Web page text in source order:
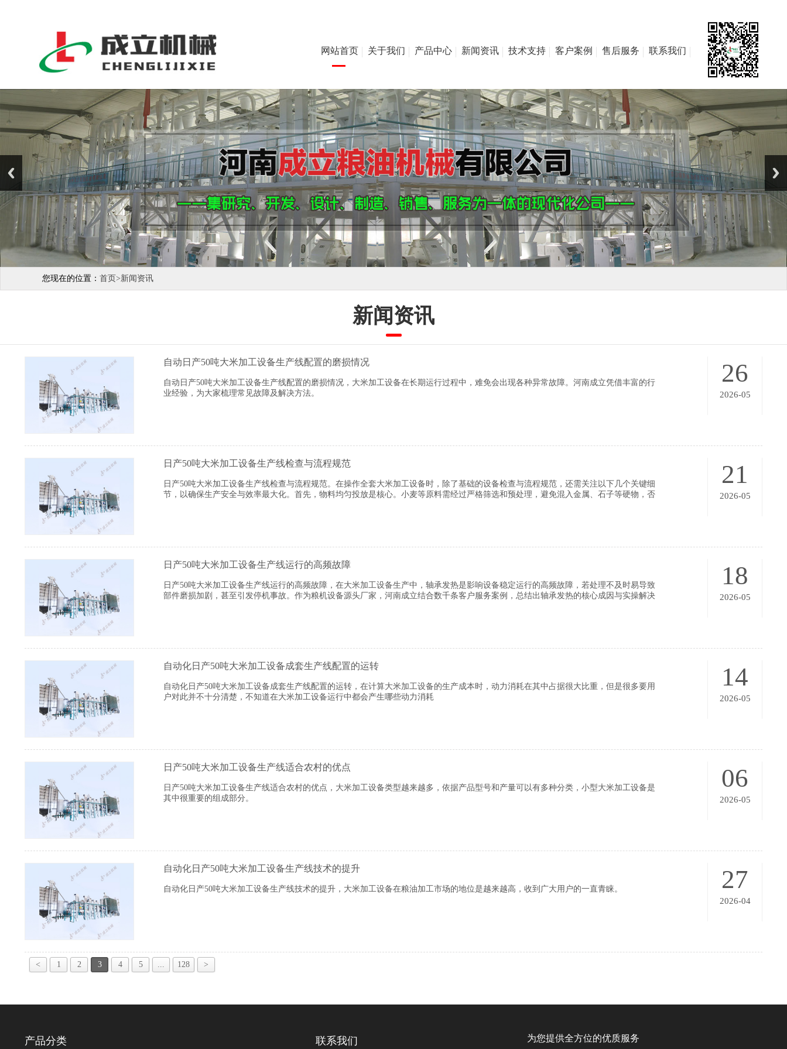
网站首页 关于我们 产品中心 新闻资讯 技术支持 客户案例 售后服务 联系我们
您现在的位置： 首页>新闻资讯
新闻资讯
26
2026-05
自动日产50吨大米加工设备生产线配置的磨损情况
自动日产50吨大米加工设备生产线配置的磨损情况，大米加工设备在长期运行过程中，难免会出现各种异常故障。河南成立凭借丰富的行
业经验，为大家梳理常见故障及解决方法。
21
2026-05
日产50吨大米加工设备生产线检查与流程规范
日产50吨大米加工设备生产线检查与流程规范。在操作全套大米加工设备时，除了基础的设备检查与流程规范，还需关注以下几个关键细
节，以确保生产安全与效率最大化。首先，物料均匀投放是核心。小麦等原料需经过严格筛选和预处理，避免混入金属、石子等硬物，否
18
2026-05
日产50吨大米加工设备生产线运行的高频故障
日产50吨大米加工设备生产线运行的高频故障，在大米加工设备生产中，轴承发热是影响设备稳定运行的高频故障，若处理不及时易导致
部件磨损加剧，甚至引发停机事故。作为粮机设备源头厂家，河南成立结合数千条客户服务案例，总结出轴承发热的核心成因与实操解决
14
2026-05
自动化日产50吨大米加工设备成套生产线配置的运转
自动化日产50吨大米加工设备成套生产线配置的运转，在计算大米加工设备的生产成本时，动力消耗在其中占据很大比重，但是很多要用
户对此并不十分清楚，不知道在大米加工设备运行中都会产生哪些动力消耗
06
2026-05
日产50吨大米加工设备生产线适合农村的优点
日产50吨大米加工设备生产线适合农村的优点，大米加工设备类型越来越多，依据产品型号和产量可以有多种分类，小型大米加工设备是
其中很重要的组成部分。
27
2026-04
自动化日产50吨大米加工设备生产线技术的提升
自动化日产50吨大米加工设备生产线技术的提升，大米加工设备在粮油加工市场的地位是越来越高，收到广大用户的一直青睐。
< 1 2 3 4 5 128 >
产品分类 联系我们 为您提供全方位的优质服务